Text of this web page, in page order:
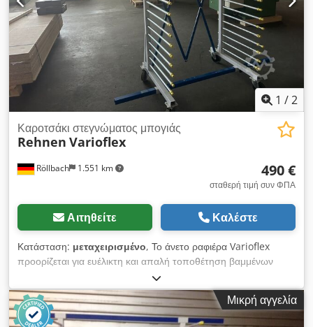
1 /2
Röllbach 1.551 km
Καροτσάκι στεγνώματος μπογιάς
Rehnen Varioflex
490 €
σταθερή τιμή συν ΦΠΑ
Αιτηθείτε Καλέστε
Κατάσταση: μεταχειρισμένο, Το άνετο ραφιέρα Varioflex
προορίζεται για ευέλικτη και απαλή τοποθέτηση βαμμένων
τεμαχίων. Επιπλέον, οι τέσσερις περιστρεφόμενοι τροχοί του
επιτρέπουν και τη μεταφορά των τεμαχίων. Η στιβαρή
σωληνωτή κατασκευή πλαισίου ρυθμίζεται από 200 έως 2000
mm. Με 17 εσωτερικούς και 17 εξωτερικούς βραχίονες ανά
Μικρή αγγελία